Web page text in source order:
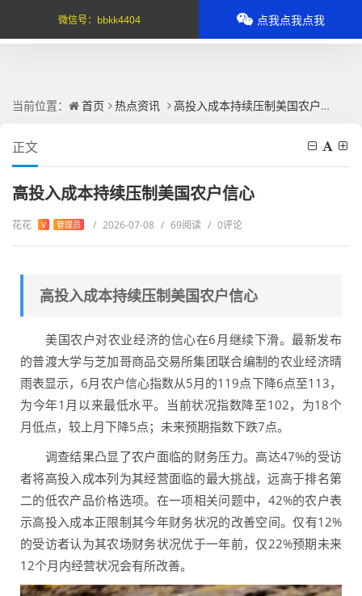
当前位置： 首页 热点资讯 高投入成本持续压制美国农户信心
正文
高投入成本持续压制美国农户信心
花花 V 管理员 / 2026-07-08 / 69阅读 / 0评论
高投入成本持续压制美国农户信心
美国农户对农业经济的信心在6月继续下滑。最新发布
的普渡大学与芝加哥商品交易所集团联合编制的农业经济晴
雨表显示，6月农户信心指数从5月的119点下降6点至113，
为今年1月以来最低水平。当前状况指数降至102，为18个
月低点，较上月下降5点；未来预期指数下跌7点。
调查结果凸显了农户面临的财务压力。高达47%的受访
者将高投入成本列为其经营面临的最大挑战，远高于排名第
二的低农产品价格选项。在一项相关问题中，42%的农户表
示高投入成本正限制其今年财务状况的改善空间。仅有12%
的受访者认为其农场财务状况优于一年前，仅22%预期未来
12个月内经营状况会有所改善。
微信号： bbkk4404 点我点我点我